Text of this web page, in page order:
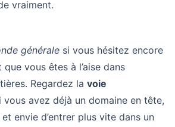
vraiment.
générale si vous hésitez encore
vous êtes à l’aise dans
Regardez la voie
vous avez déjà un domaine en tête,
envie d’entrer plus vite dans un